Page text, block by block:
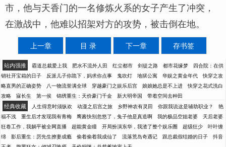
市，他与天香门的一名修炼火系的女子产生了冲突，
在激战中，他难以招架对方的攻势，被击倒在地。
上一章 目 录 下一章 存书签
站内强推 霸道总裁爱上我 肥水不流外人田 红尘都市 剑徒之路 都市花缘梦
四合院：在供
销社开宝箱的日子
反派儿子你跪下，妈求你点事 鬼吹灯 地狱公寓 华娱之黄金年代
快穿之攻
略直男的正确姿势
八一物流誉满全球 穿越豪门之娱乐后宫 娘娘她总是不上进
快穿之花式洗白
攻略
寐长生 第一侯 锦绣重生：天价豪门千金 新大明帝国 带着空间去种田
经典收藏 人生得意时须纵欢 动漫之后宫之旅 乡野神农有灵田 你跟我说这是辅助职业？
艳
福不浅
重生后才发现我有青梅 鹰酱快别忽悠了，兔子他是真造啊 我的极品空姐老婆
天后老婆
狂卷工作，我躺平被全网直播
超能黄金瞳 开局扮演东华，我渣了整个娱乐圈 超级狂少
叶叶缠
绵
影后重生：厉先生撩妻成瘾 偷着偷着我成仙了 流落荒岛奇遇记 跟总裁假结婚的日子
抖音